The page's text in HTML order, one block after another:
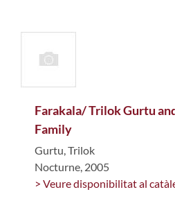
Farakala/ Trilok Gurtu
Family
Gurtu, Trilok
Nocturne, 2005
> Veure disponibilitat al